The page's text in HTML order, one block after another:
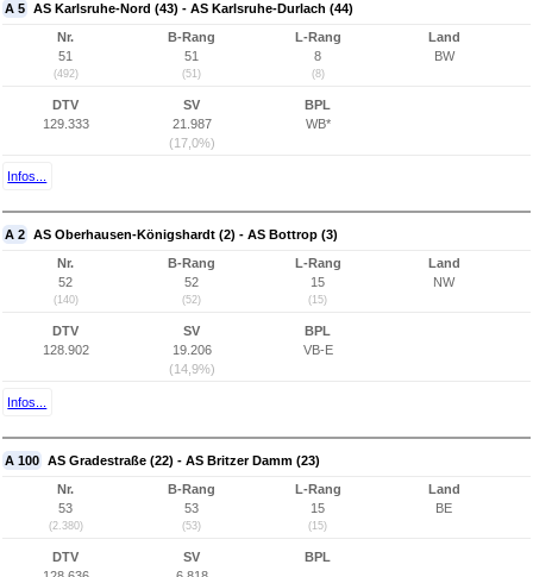
A 5 AS Karlsruhe-Nord (43) - AS Karlsruhe-Durlach (44)
Nr.
51
(492)
B-Rang
51
(51)
L-Rang
8
(8)
Land
BW
DTV
129.333
SV
21.987
(17,0%)
BPL
WB*
Infos...
A 2 AS Oberhausen-Königshardt (2) - AS Bottrop (3)
Nr.
52
(140)
B-Rang
52
(52)
L-Rang
15
(15)
Land
NW
DTV
128.902
SV
19.206
(14,9%)
BPL
VB-E
Infos...
A 100 AS Gradestraße (22) - AS Britzer Damm (23)
Nr.
53
(2.380)
B-Rang
53
(53)
L-Rang
15
(15)
Land
BE
DTV
SV
BPL